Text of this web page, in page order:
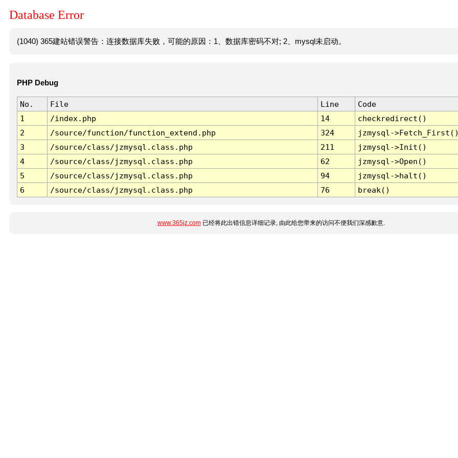
Database Error
(1040) 365建站错误警告：连接数据库失败，可能的原因：1、数据库密码不对; 2、mysql未启动。
PHP Debug
No. File Line
Code
1
/index.php 14
checkredirect()
2
/source/function/function_extend.php 324
jzmysql-
3
/source/class/jzmysql.class.php 211
jzmysql->Init()
4
/source/class/jzmysql.class.php 62
jzmysql->Open()
5
/source/class/jzmysql.class.php 94
jzmysql->halt()
6
/source/class/jzmysql.class.php 76 break()
www.365jz.com已经将此出错信息详细记录, 由此给您带来的访问不便我们深感歉意.